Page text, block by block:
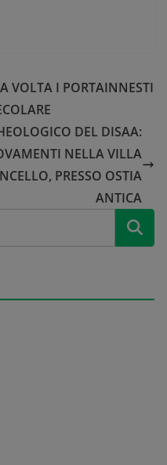
VOLTA I PORTAINNESTI
DEL DISAA:
NELLA VILLA
PRESSO OSTIA
ANTICA